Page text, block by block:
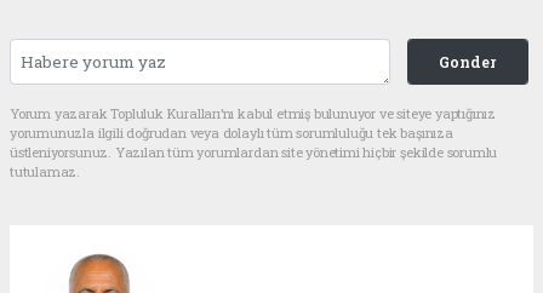
Gonder
Yorum yazarak Topluluk Kuralları’nı kabul etmiş bulunuyor ve siteye yaptığınız
yorumunuzla ilgili doğrudan veya dolaylı tüm sorumluluğu tek başınıza
üstleniyorsunuz. Yazılan tüm yorumlardan site yönetimi hiçbir şekilde sorumlu
tutulamaz.